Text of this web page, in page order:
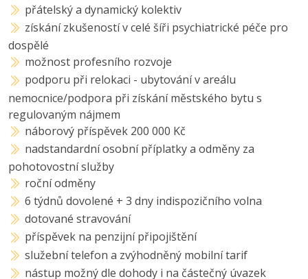
přátelský a dynamický kolektiv
získání zkušeností v celé šíři psychiatrické péče pro
dospělé
možnost profesního rozvoje
podporu při relokaci - ubytování v areálu
nemocnice/podpora při získání městského bytu s
regulovaným nájmem
náborový příspěvek 200 000 Kč
nadstandardní osobní příplatky a odměny za
pohotovostní služby
roční odměny
6 týdnů dovolené + 3 dny indispozičního volna
dotované stravování
příspěvek na penzijní připojištění
služební telefon a zvýhodněný mobilní tarif
nástup možný dle dohody i na částečný úvazek